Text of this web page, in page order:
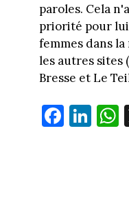
paroles. Cela
priorité pour
femmes dans
les autres sites
Bresse et Le
Fa
ce
Li
nk